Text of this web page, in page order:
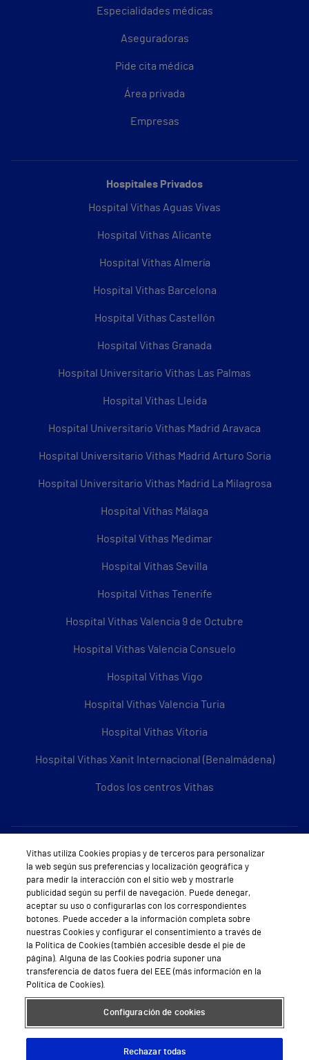
Especialidades médicas
Aseguradoras
Pide cita médica
Área privada
Empresas
Hospitales Privados
Hospital Vithas Aguas Vivas
Hospital Vithas Alicante
Hospital Vithas Almería
Hospital Vithas Barcelona
Hospital Vithas Castellón
Hospital Vithas Granada
Hospital Universitario Vithas Las Palmas
Hospital Vithas Lleida
Hospital Universitario Vithas Madrid Aravaca
Hospital Universitario Vithas Madrid Arturo Soria
Hospital Universitario Vithas Madrid La Milagrosa
Hospital Vithas Málaga
Hospital Vithas Medimar
Hospital Vithas Sevilla
Hospital Vithas Tenerife
Hospital Vithas Valencia 9 de Octubre
Hospital Vithas Valencia Consuelo
Hospital Vithas Vigo
Hospital Vithas Valencia Turia
Hospital Vithas Vitoria
Hospital Vithas Xanit Internacional (Benalmádena)
Todos los centros Vithas
Sobre Vithas
Quiénes somos
Trabajar en Vithas
Teléfono Cita Médica
Teléfono Atención al Cliente
Política de seguridad y salud en el trabajo
Conoce a Supervita
Vithas utiliza Cookies propias y de terceros para personalizar
la web según sus preferencias y localización geográfica y
para medir la interacción con el sitio web y mostrarle
publicidad según su perfil de navegación. Puede denegar,
aceptar su uso o configurarlas con los correspondientes
botones. Puede acceder a la información completa sobre
nuestras Cookies y configurar el consentimiento a través de
la Política de Cookies (también accesible desde el pie de
página). Alguna de las Cookies podría suponer una
transferencia de datos fuera del EEE (más información en la
Política de Cookies).
Configuración de cookies
Rechazar todas